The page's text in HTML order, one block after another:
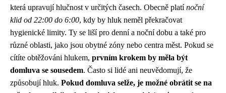
která upravují hlučnost v určitých časech. Obecně platínoční
klid od 22:00 do 6:00, kdy by hluk neměl překračovat
hygienické limity. Ty se liší pro denní a noční dobu a také pro
různé oblasti, jako jsou obytné zóny nebo centra měst. Pokud se
cítíte obtěžováni hlukem, prvním krokem by měla být
domluva se sousedem. Často si lidé ani neuvědomují, že
způsobují hluk. Pokud domluva selže, je možné obrátit se na